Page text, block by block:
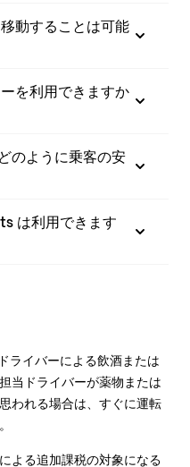
動することは可能
を利用できますか
のように乗客の安
は利用できます
ライバーによる飲酒または
当ドライバーが薬物または
われる場合は、すぐに運転
よる追加課税の対象になる